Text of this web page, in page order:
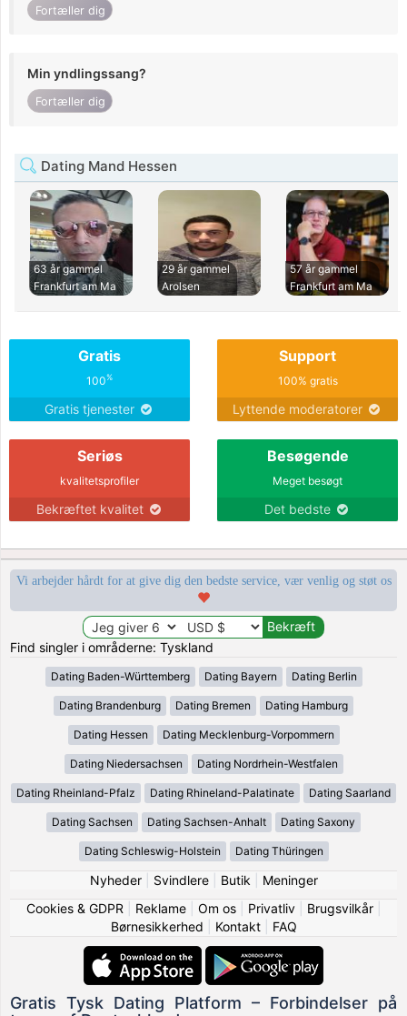
Fortæller dig
Min yndlingssang?
Fortæller dig
Dating Mand Hessen
63 år gammel
Frankfurt am Ma
29 år gammel
Arolsen
57 år gammel
Frankfurt am Ma
Gratis
100%
Gratis tjenester
Support
100% gratis
Lyttende moderatorer
Seriøs
kvalitetsprofiler
Bekræftet kvalitet
Besøgende
Meget besøgt
Det bedste
Vi arbejder hårdt for at give dig den bedste service, vær venlig og støt os
Find singler i områderne: Tyskland
Dating Baden-Württemberg Dating Bayern Dating Berlin
Dating Brandenburg Dating Bremen Dating Hamburg
Dating Hessen Dating Mecklenburg-Vorpommern
Dating Niedersachsen Dating Nordrhein-Westfalen
Dating Rheinland-Pfalz Dating Rhineland-Palatinate Dating Saarland
Dating Sachsen Dating Sachsen-Anhalt Dating Saxony
Dating Schleswig-Holstein Dating Thüringen
Nyheder| Svindlere| Butik
Meninger
Cookies & GDPR
Reklame| Om os| Privatliv| Brugsvilkår|
Børnesikkerhed
Kontakt| FAQ
Gratis Tysk Dating Platform – Forbindelser på